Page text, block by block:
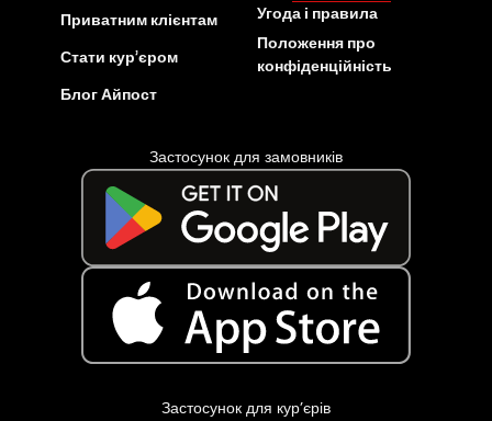
Приватним клієнтам
Стати кур’єром
Блог Айпост
Угода і правила
Положення про
конфіденційність
Застосунок для замовників
Застосунок для кур’єрів